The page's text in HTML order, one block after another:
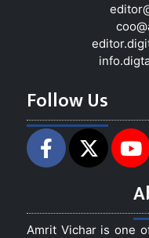
Follow Us
Amrit Vichar is one